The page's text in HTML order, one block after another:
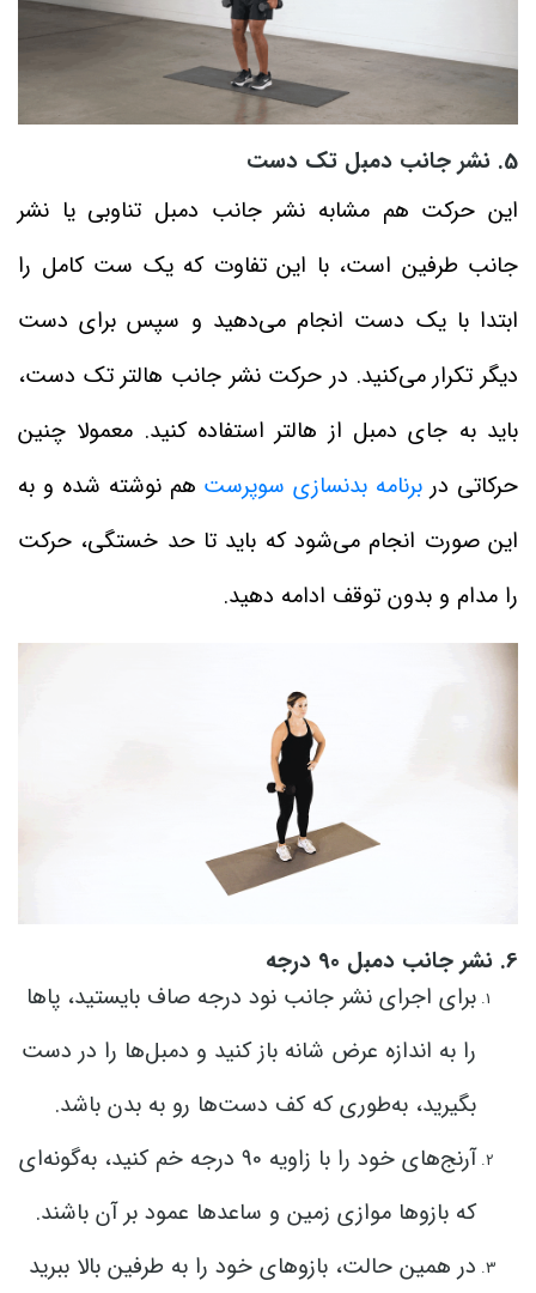
5. نشر جانب دمبل تک دست
این حرکت هم مشابه نشر جانب دمبل تناوبی یا نشر
جانب طرفین است، با این تفاوت که یک ست کامل را
ابتدا با یک دست انجام می‌دهید و سپس برای دست
دیگر تکرار می‌کنید. در حرکت نشر جانب هالتر تک دست،
باید به جای دمبل از هالتر استفاده کنید. معمولا چنین
حرکاتی در برنامه بدنسازی سوپرست هم نوشته شده و به
این صورت انجام می‌شود که باید تا حد خستگی، حرکت
را مدام و بدون توقف ادامه دهید.
6. نشر جانب دمبل 90 درجه
برای اجرای نشر جانب نود درجه صاف بایستید، پاها
را به اندازه عرض شانه باز کنید و دمبل‌ها را در دست
بگیرید، به‌طوری که کف دست‌ها رو به بدن باشد.
آرنج‌های خود را با زاویه 90 درجه خم کنید، به‌گونه‌ای
که بازوها موازی زمین و ساعدها عمود بر آن باشند.
در همین حالت، بازوهای خود را به طرفین بالا ببرید